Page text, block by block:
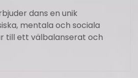
dans en unik
mentala och sociala
till ett välbalanserat och